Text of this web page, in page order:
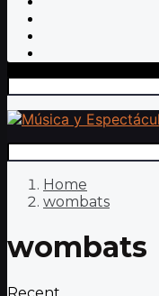
Home
wombats
wombats